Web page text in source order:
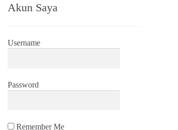
Akun Saya
Username
Password
Remember Me